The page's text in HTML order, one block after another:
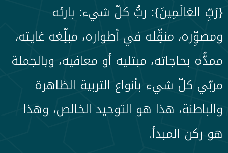
{رَبِّ العَالَمِينَ}: ربُّ كلّ شيء: بارئه
ومصوِّره، منقِّله في أطواره، مبلِّغه غايته،
ممدُّه بحاجاته، مبتليه أو معافيه، وبالجملة
مربّي كلّ شيء بأنواع التربية الظاهرة
والباطنة، هذا هو التوحيد الخالص، وهذا
هو ركن المبدأ.